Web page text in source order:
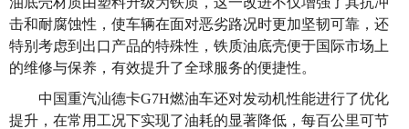
击和耐腐蚀性，使车辆在面对恶劣路况时更加坚韧可靠，还
特别考虑到出口产品的特殊性，铁质油底壳便于国际市场上
的维修与保养，有效提升了全球服务的便捷性。
中国重汽汕德卡G7H燃油车还对发动机性能进行了优化
提升，在常用工况下实现了油耗的显著降低，每百公里可节